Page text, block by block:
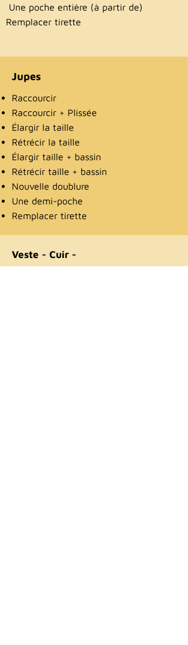
Une poche entière (à partir de)
Remplacer tirette
Jupes
Raccourcir
Raccourcir + Plissée
Élargir la taille
Rétrécir la taille
Élargir taille + bassin
Rétrécir taille + bassin
Nouvelle doublure
Une demi-poche
Remplacer tirette
Veste - Cuir -